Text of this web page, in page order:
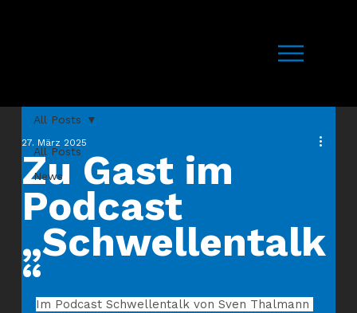
All Posts
News
All Posts
Zu Gast im
Podcast
„Schwellentalk
“
27. März 2025
Im Podcast Schwellentalk von Sven Thalmann